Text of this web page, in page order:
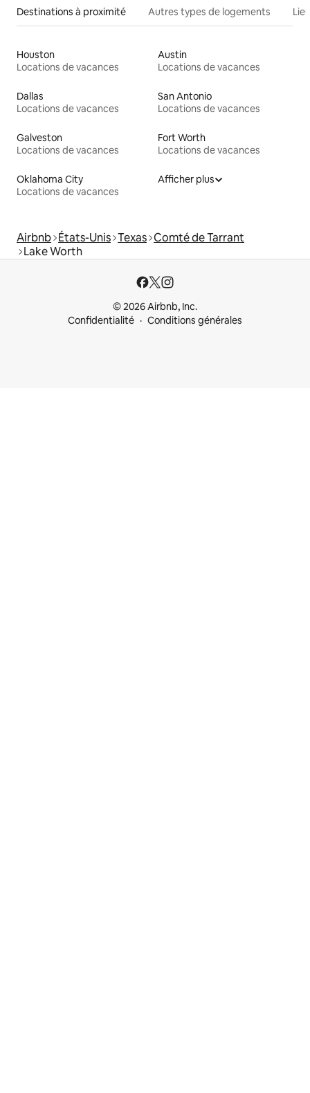
Destinations à proximité Autres types de logements
Houston
Locations de vacances
Austin
Locations de vacances
Dallas
Locations de vacances
San Antonio
Locations de vacances
Galveston
Locations de vacances
Fort Worth
Locations de vacances
Oklahoma City
Locations de vacances
Afficher plus
Airbnb États-Unis Texas Comté de Tarrant
Lake Worth
© 2026 Airbnb, Inc.
Confidentialité
Conditions générales